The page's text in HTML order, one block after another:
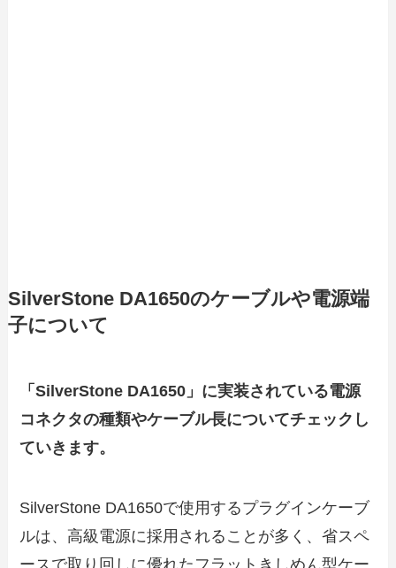
SilverStone DA1650のケーブルや電源端
子について
「SilverStone DA1650」に実装されている電源
コネクタの種類やケーブル長についてチェックし
ていきます。
SilverStone DA1650で使用するプラグインケーブ
ルは、高級電源に採用されることが多く、省スペ